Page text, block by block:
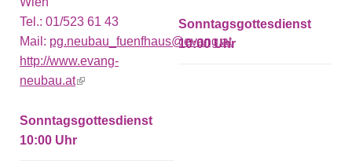
Tel.: 01/523 61 43
Mail: pg.neubau_fuenfhaus@evang.at
http://www.evang-
neubau.at(link is external)
Sonntagsgottesdienst
10:00
Sonntagsgottesdienst
10:00